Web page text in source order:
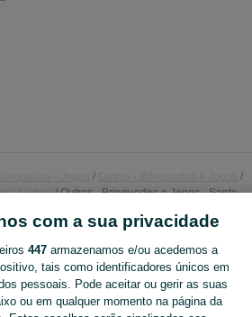
- Lisboa
Outros - Brinquedos e Jogos - Santo
Navegue pelos últimos anúncios de Outros - Brinquedos e Jogos em Santo António Dos Cavaleiros E Frielas no OLX Portugal. Compre e venda produtos locais com facilidade e segurança. Mostrar
com a sua privacidade
447armazenamos e/ou acedemos a
tais como identificadores únicos em
pessoais. Pode aceitar ou gerir as suas
ou em qualquer momento na página da